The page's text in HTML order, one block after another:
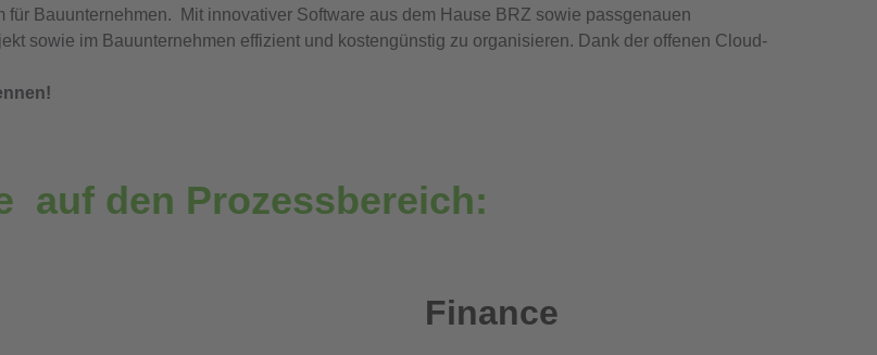
Bauunternehmen. Mit innovativer Software aus dem Hause BRZ sowie passgenauen
sowie im Bauunternehmen effizient und kostengünstig zu organisieren. Dank der offenen Cloud-
auf den Prozessbereich:
Finance